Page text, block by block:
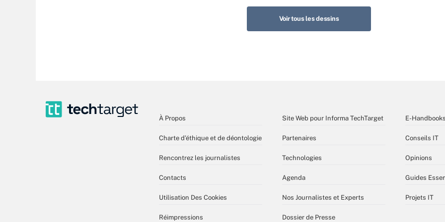
Voir tous les dessins
À Propos
Charte d’éthique et de déontologie
Rencontrez les journalistes
Contacts
Utilisation Des Cookies
Réimpressions
Site Web pour Informa TechTarget
Partenaires
Technologies
Agenda
Nos Journalistes et Experts
Dossier de Presse
E-Handbooks
Conseils IT
Opinions
Guides
Projets IT